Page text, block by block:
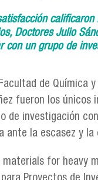
Doctores Julio
con un grupo de
de Química
fueron los únicos
de investigación
ante la escasez y
materials for heavy